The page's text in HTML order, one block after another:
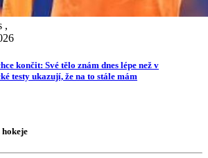
,
končit: Své tělo znám dnes lépe než v
testy ukazují, že na to stále mám